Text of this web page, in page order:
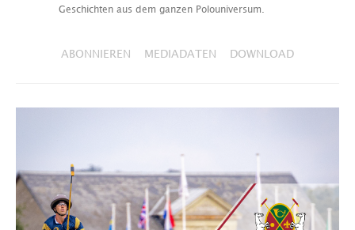
Geschichten aus dem ganzen Polouniversum.
ABONNIEREN MEDIADATEN DOWNLOAD